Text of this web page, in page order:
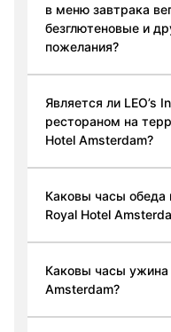
в меню завтрака
безглютеновые и
пожелания?
Является ли LEO’s
рестораном на
Hotel Amsterdam?
Каковы часы обеда
Royal Hotel
Каковы часы ужина
Amsterdam?